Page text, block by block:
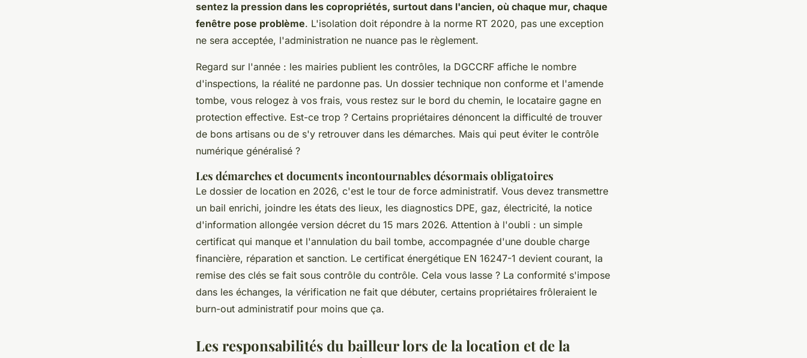
sentez la pression dans les copropriétés, surtout dans l'ancien, où chaque mur, chaque
fenêtre pose problème. L'isolation doit répondre à la norme RT 2020, pas une exception
ne sera acceptée, l'administration ne nuance pas le règlement.
Regard sur l'année : les mairies publient les contrôles, la DGCCRF affiche le nombre
d'inspections, la réalité ne pardonne pas. Un dossier technique non conforme et l'amende
tombe, vous relogez à vos frais, vous restez sur le bord du chemin, le locataire gagne en
protection effective. Est-ce trop ? Certains propriétaires dénoncent la difficulté de trouver
de bons artisans ou de s'y retrouver dans les démarches. Mais qui peut éviter le contrôle
numérique généralisé ?
Les démarches et documents incontournables désormais obligatoires
Le dossier de location en 2026, c'est le tour de force administratif. Vous devez transmettre
un bail enrichi, joindre les états des lieux, les diagnostics DPE, gaz, électricité, la notice
d'information allongée version décret du 15 mars 2026. Attention à l'oubli : un simple
certificat qui manque et l'annulation du bail tombe, accompagnée d'une double charge
financière, réparation et sanction. Le certificat énergétique EN 16247-1 devient courant, la
remise des clés se fait sous contrôle du contrôle. Cela vous lasse ? La conformité s'impose
dans les échanges, la vérification ne fait que débuter, certains propriétaires frôleraient le
burn-out administratif pour moins que ça.
Les responsabilités du bailleur lors de la location et de la